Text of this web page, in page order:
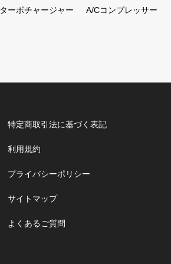
ターボチャージャー A/Cコンプレッサー
特定商取引法に基づく表記
利用規約
プライバシーポリシー
サイトマップ
よくあるご質問